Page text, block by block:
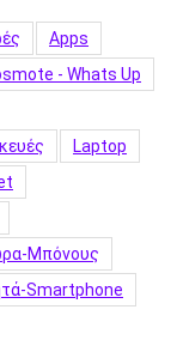
Apps
- Whats Up
Laptop
Μπόνους
Smartphone